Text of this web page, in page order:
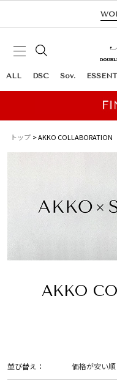
ALL DSC Sov.
トップ AKKO COLLABORATION
AKKO
並び替え 価格が安い順